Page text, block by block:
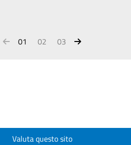
01 02 03
Valuta questo sito